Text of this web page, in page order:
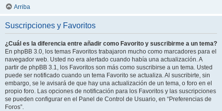
Arriba
Suscripciones y Favoritos
¿Cuál es la diferencia entre añadir como Favorito y suscribirme a un tema?
En phpBB 3.0, los temas Favoritos trabajaron mucho como marcadores para el
navegador web. Usted no era alertado cuando había una actualización. A
partir de phpBB 3.1, los Favoritos son más como suscribirse a un tema. Usted
puede ser notificado cuando un tema Favorito se actualiza. Al suscribirte, sin
embargo, se le avisará de que hay una actualización de un tema, o foro en el
propio foro. Las opciones de notificación para los Favoritos y las suscripciones
se pueden configurar en el Panel de Control de Usuario, en “Preferencias de
Foros”.